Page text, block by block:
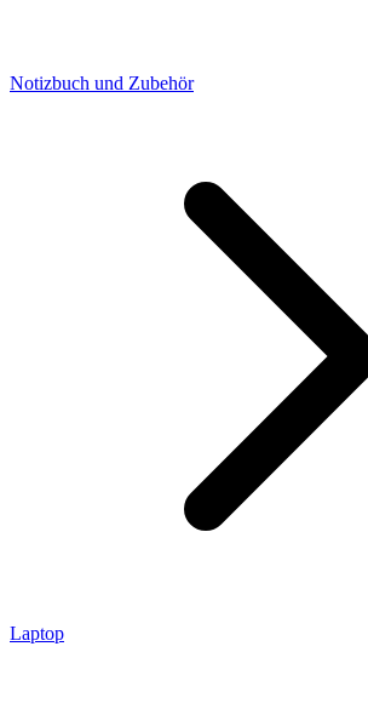
Notizbuch und Zubehör
Laptop